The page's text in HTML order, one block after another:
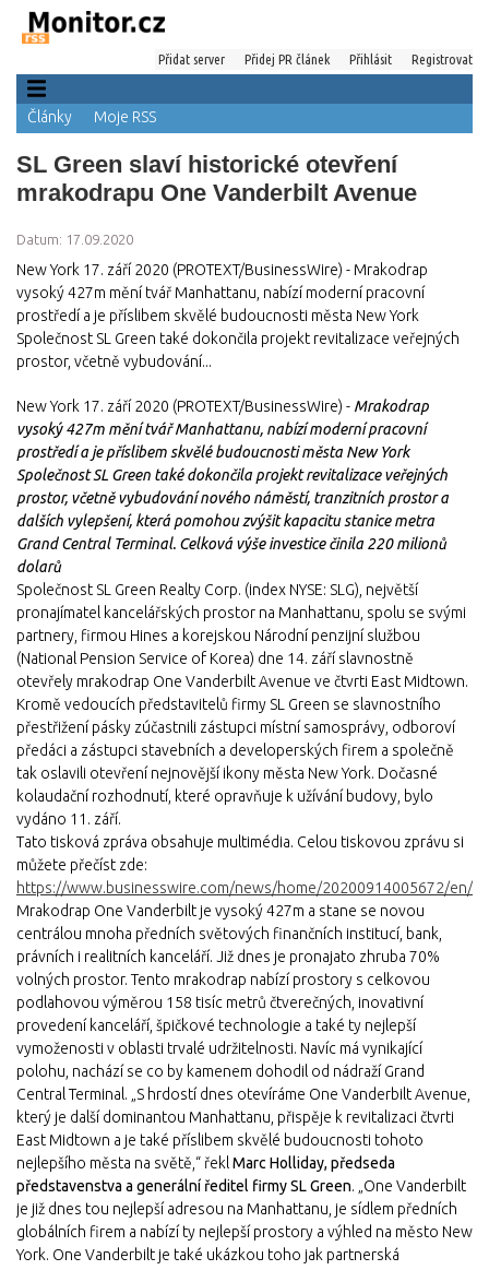
Přidat server Přidej PR článek Přihlásit Registrovat
Články Moje RSS
SL Green slaví historické otevření
mrakodrapu One Vanderbilt Avenue
Datum: 17.09.2020
New York 17. září 2020 (PROTEXT/BusinessWire) - Mrakodrap
vysoký 427m mění tvář Manhattanu, nabízí moderní pracovní
prostředí a je příslibem skvělé budoucnosti města New York
Společnost SL Green také dokončila projekt revitalizace veřejných
prostor, včetně vybudování...
New York 17. září 2020 (PROTEXT/BusinessWire) - Mrakodrap
vysoký 427m mění tvář Manhattanu, nabízí moderní pracovní
prostředí a je příslibem skvělé budoucnosti města New York
Společnost SL Green také dokončila projekt revitalizace veřejných
prostor, včetně vybudování nového náměstí, tranzitních prostor a
dalších vylepšení, která pomohou zvýšit kapacitu stanice metra
Grand Central Terminal. Celková výše investice činila 220 milionů
dolarů
Společnost SL Green Realty Corp. (index NYSE: SLG), největší
pronajímatel kancelářských prostor na Manhattanu, spolu se svými
partnery, firmou Hines a korejskou Národní penzijní službou
(National Pension Service of Korea) dne 14. září slavnostně
otevřely mrakodrap One Vanderbilt Avenue ve čtvrti East Midtown.
Kromě vedoucích představitelů firmy SL Green se slavnostního
přestřižení pásky zúčastnili zástupci místní samosprávy, odboroví
předáci a zástupci stavebních a developerských firem a společně
tak oslavili otevření nejnovější ikony města New York. Dočasné
kolaudační rozhodnutí, které opravňuje k užívání budovy, bylo
vydáno 11. září.
Tato tisková zpráva obsahuje multimédia. Celou tiskovou zprávu si
můžete přečíst zde:
https://www.businesswire.com/news/home/20200914005672/en/
Mrakodrap One Vanderbilt je vysoký 427m a stane se novou
centrálou mnoha předních světových finančních institucí, bank,
právních i realitních kanceláří. Již dnes je pronajato zhruba 70%
volných prostor. Tento mrakodrap nabízí prostory s celkovou
podlahovou výměrou 158 tisíc metrů čtverečných, inovativní
provedení kanceláří, špičkové technologie a také ty nejlepší
vymoženosti v oblasti trvalé udržitelnosti. Navíc má vynikající
polohu, nachází se co by kamenem dohodil od nádraží Grand
Central Terminal. „S hrdostí dnes otevíráme One Vanderbilt Avenue,
který je další dominantou Manhattanu, přispěje k revitalizaci čtvrti
East Midtown a je také příslibem skvělé budoucnosti tohoto
nejlepšího města na světě,“ řeklMarc Holliday, předseda
představenstva a generální ředitel firmy SL Green. „One Vanderbilt
je již dnes tou nejlepší adresou na Manhattanu, je sídlem předních
globálních firem a nabízí ty nejlepší prostory a výhled na město New
York. One Vanderbilt je také ukázkou toho jak partnerská